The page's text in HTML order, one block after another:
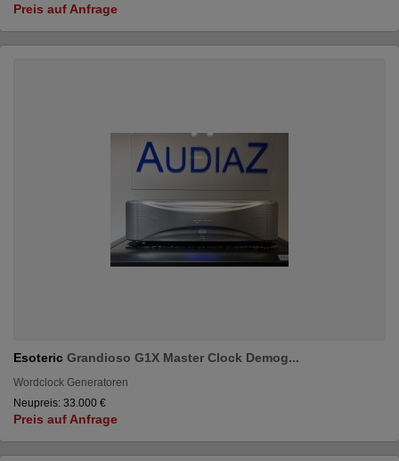
Preis auf Anfrage
Esoteric Grandioso G1X Master Clock Demog...
Wordclock Generatoren
Neupreis: 33.000 €
Preis auf Anfrage